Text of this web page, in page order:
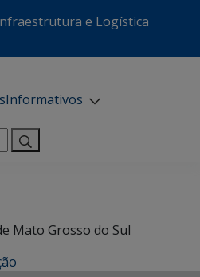
e Logística
Informativos
Mato Grosso do Sul